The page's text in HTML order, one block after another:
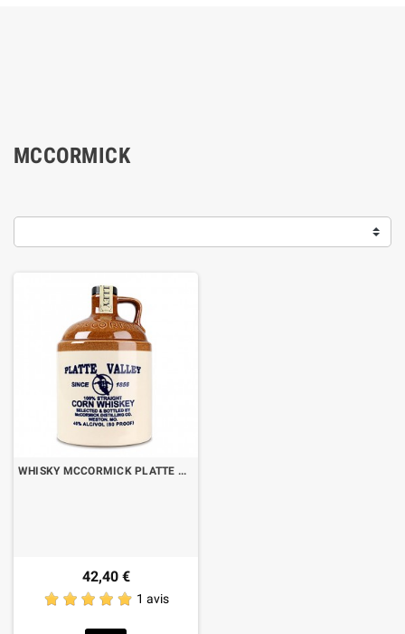
MCCORMICK
WHISKY MCCORMICK PLATTE VALLEY CL.70
42,40 €
1 avis